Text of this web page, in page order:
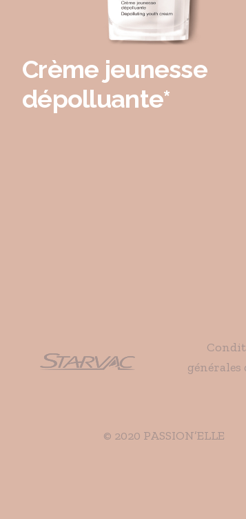
Crème jeunesse
dépolluante*
générales
© 2020 PASSION’ELLE